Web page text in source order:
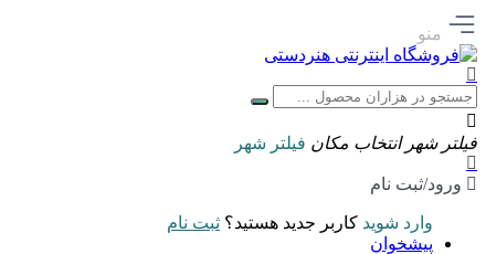
منو
فیلتر شهر انتخاب مکان فیلتر شهر
ورود/ثبت نام
وارد شوید کاربر جدید هستید؟ ثبت نام
پیشخوان